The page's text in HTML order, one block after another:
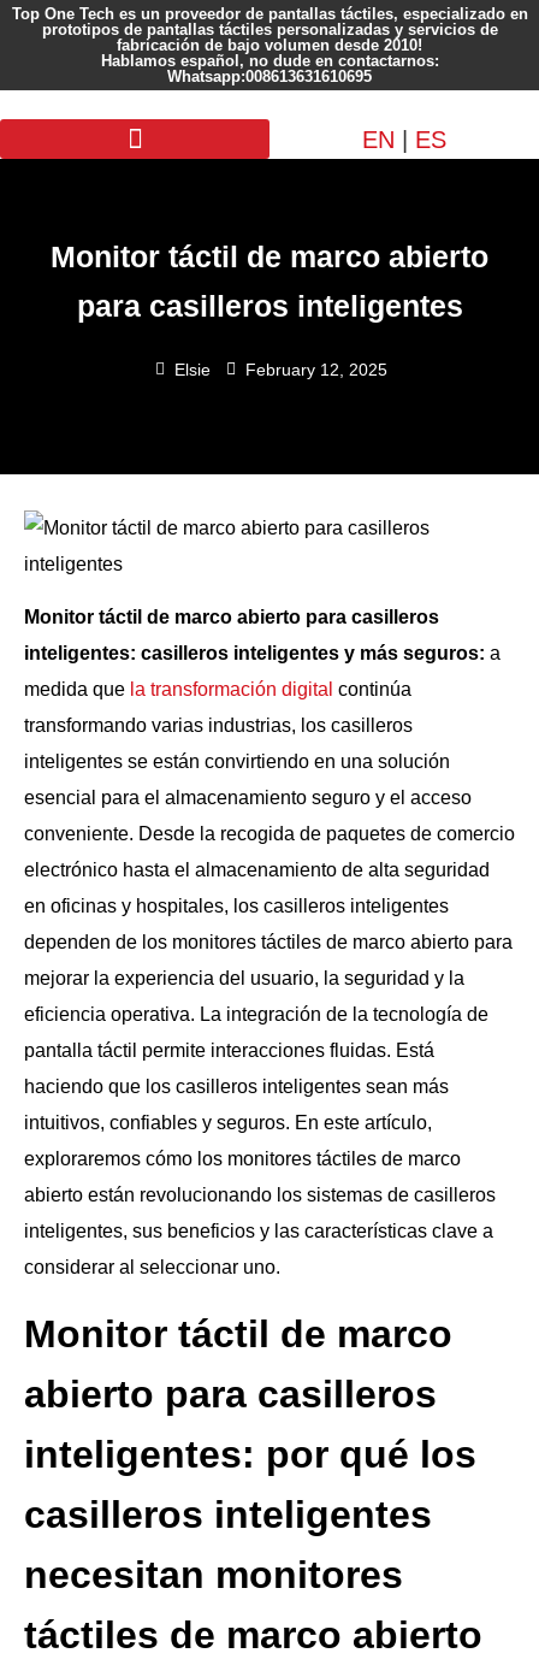
Top One Tech es un proveedor de pantallas táctiles, especializado en
prototipos de pantallas táctiles personalizadas y servicios de
fabricación de bajo volumen desde 2010!
Hablamos español, no dude en contactarnos:
Whatsapp:008613631610695
EN ES
Monitor táctil de marco abierto
para casilleros inteligentes
Elsie February 12, 2025
Monitor táctil de marco abierto para casilleros
inteligentes: casilleros inteligentes y más seguros: a
medida que la transformación digital continúa
transformando varias industrias, los casilleros
inteligentes se están convirtiendo en una solución
esencial para el almacenamiento seguro y el acceso
conveniente. Desde la recogida de paquetes de comercio
electrónico hasta el almacenamiento de alta seguridad
en oficinas y hospitales, los casilleros inteligentes
dependen de los monitores táctiles de marco abierto para
mejorar la experiencia del usuario, la seguridad y la
eficiencia operativa. La integración de la tecnología de
pantalla táctil permite interacciones fluidas. Está
haciendo que los casilleros inteligentes sean más
intuitivos, confiables y seguros. En este artículo,
exploraremos cómo los monitores táctiles de marco
abierto están revolucionando los sistemas de casilleros
inteligentes, sus beneficios y las características clave a
considerar al seleccionar uno.
Monitor táctil de marco
abierto para casilleros
inteligentes: por qué los
casilleros inteligentes
necesitan monitores
táctiles de marco abierto